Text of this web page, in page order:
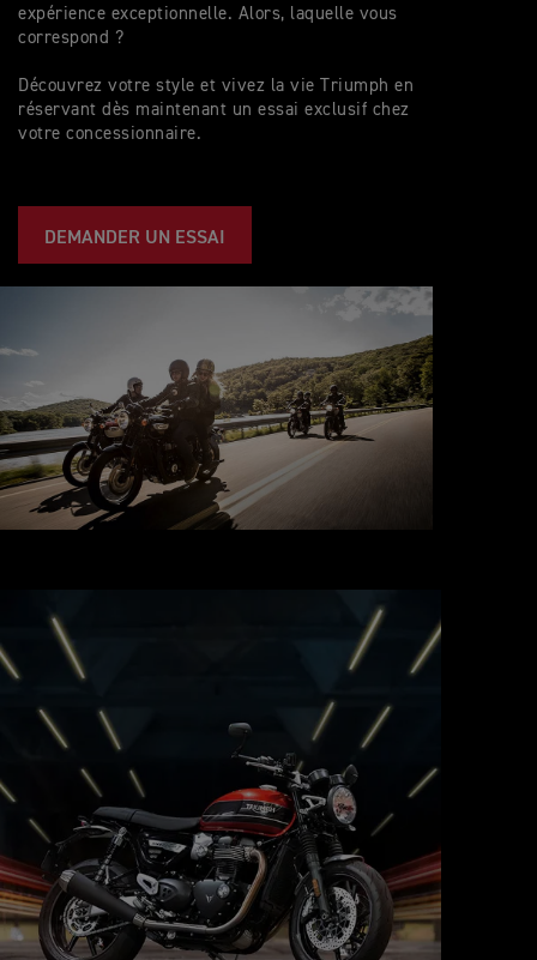
expérience exceptionnelle. Alors, laquelle vous
correspond ?
Découvrez votre style et vivez la vie Triumph en
réservant dès maintenant un essai exclusif chez
votre concessionnaire.
DEMANDER UN ESSAI